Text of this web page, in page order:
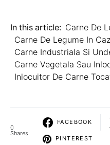
In this article: Carne De
Carne De Legume In
Carne Industriala Si
Carne Vegetala Sau
Inlocuitor De Carne
0
Shares
FACEBOOK
PINTEREST